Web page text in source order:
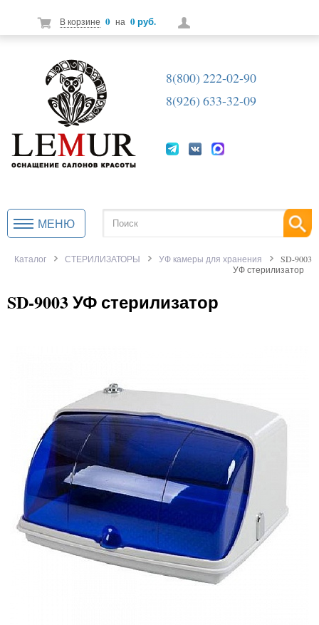
В корзине 0 на 0 руб.
8(800) 222-02-90
8(926) 633-32-09
МЕНЮ
Каталог СТЕРИЛИЗАТОРЫ УФ камеры для хранения
SD-9003
УФ стерилизатор
SD-9003 УФ стерилизатор